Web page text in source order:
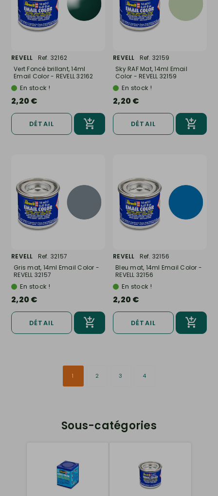
REVELL
Ref. 32162
Vert Foncé brillant, 14ml
Email Color - REVELL 32162
En stock !
2,20 €
DÉTAIL
REVELL
Ref. 32159
Sky RAF Mat, 14ml Email
Color - REVELL 32159
En stock !
2,20 €
DÉTAIL
REVELL
Ref. 32157
Gris mat, 14ml Email Color -
REVELL 32157
En stock !
2,20 €
DÉTAIL
REVELL
Ref. 32156
Bleu mat, 14ml Email Color -
REVELL 32156
En stock !
2,20 €
DÉTAIL
1 2 3 4
Sous-catégories